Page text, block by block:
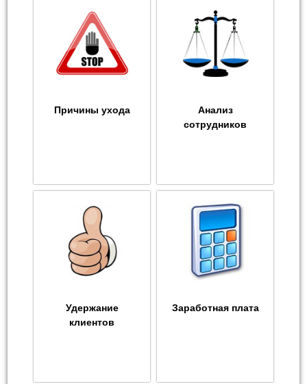
Причины ухода
Анализ
сотрудников
Удержание
клиентов
Заработная плата